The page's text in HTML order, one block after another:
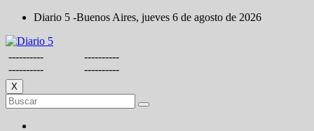
Saltar
contenido
Diario 5 -Buenos Aires, jueves 6 de agosto de 2026
----------
----------
----------
----------
X